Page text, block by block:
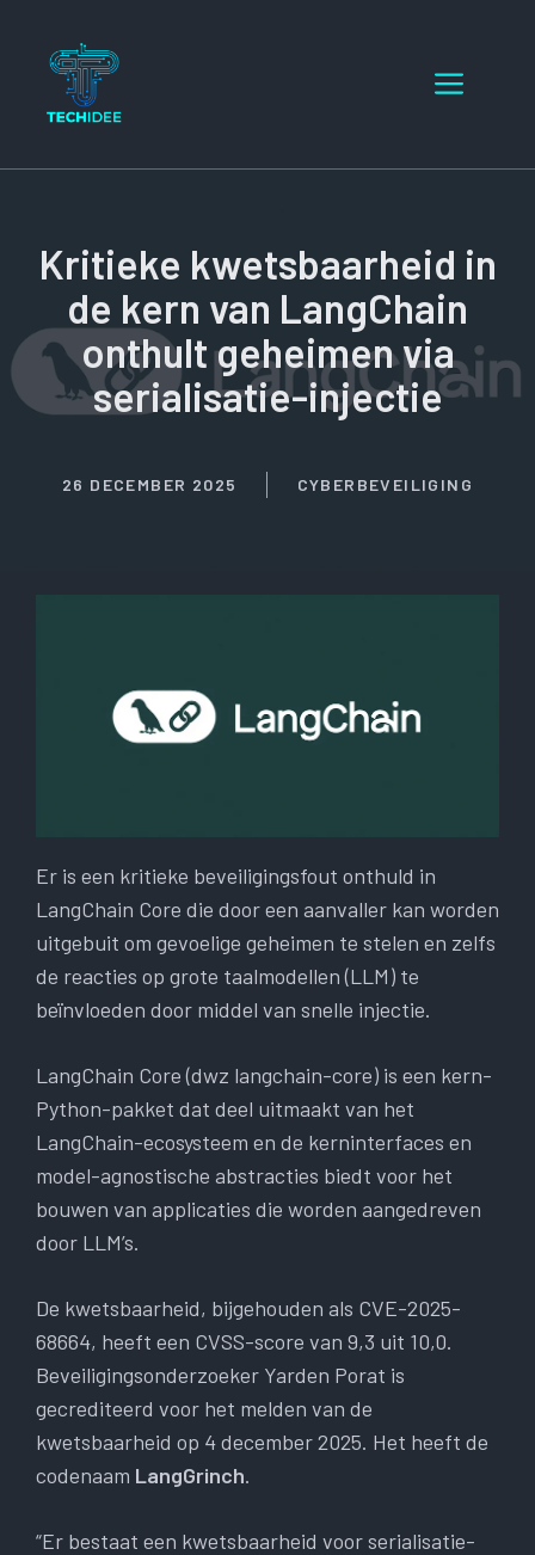
inhoud
Menu
Kritieke kwetsbaarheid in
de kern van LangChain
onthult geheimen via
serialisatie-injectie
26 DECEMBER 2025 CYBERBEVEILIGING
Er is een kritieke beveiligingsfout onthuld in
LangChain Core die door een aanvaller kan worden
uitgebuit om gevoelige geheimen te stelen en zelfs
de reacties op grote taalmodellen (LLM) te
beïnvloeden door middel van snelle injectie.
LangChain Core (dwz langchain-core) is een kern-
Python-pakket dat deel uitmaakt van het
LangChain-ecosysteem en de kerninterfaces en
model-agnostische abstracties biedt voor het
bouwen van applicaties die worden aangedreven
door LLM’s.
De kwetsbaarheid, bijgehouden als CVE-2025-
68664, heeft een CVSS-score van 9,3 uit 10,0.
Beveiligingsonderzoeker Yarden Porat is
gecrediteerd voor het melden van de
kwetsbaarheid op 4 december 2025. Het heeft de
codenaam LangGrinch.
“Er bestaat een kwetsbaarheid voor serialisatie-